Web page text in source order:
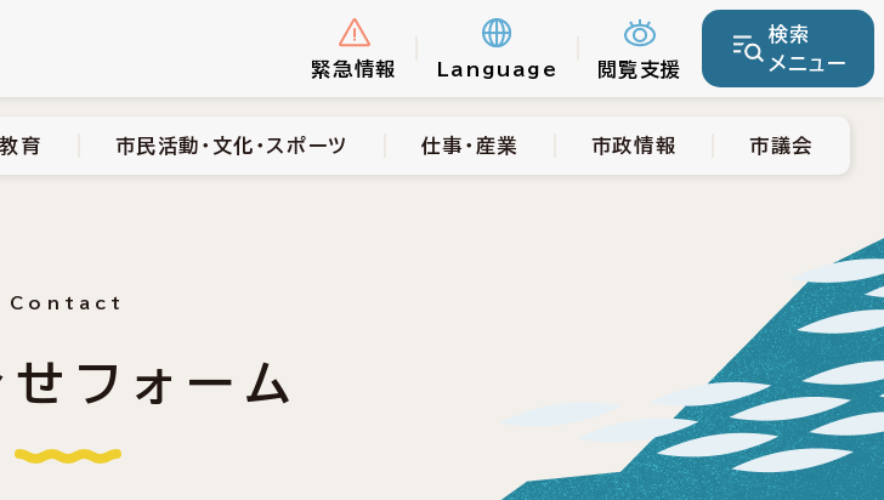
緊急情報 Language 閲覧支援
検索
メニュー
市民活動・文化・スポーツ 市政情報 市議会
育 市民活動・文化・スポーツ 仕事・産業 市政情報 市議会
Contact
フォーム